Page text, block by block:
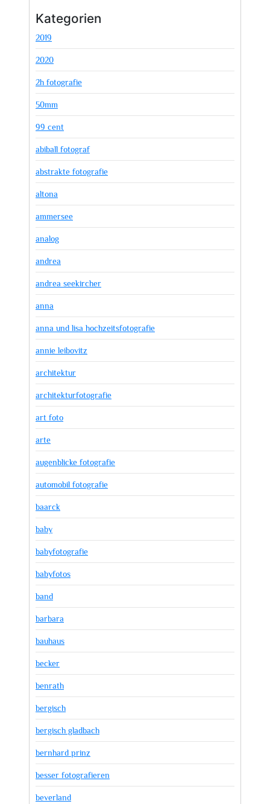
Kategorien
2019
2020
2h fotografie
50mm
99 cent
abiball fotograf
abstrakte fotografie
altona
ammersee
analog
andrea
andrea seekircher
anna
anna und lisa hochzeitsfotografie
annie leibovitz
architektur
architekturfotografie
art foto
arte
augenblicke fotografie
automobil fotografie
baarck
baby
babyfotografie
babyfotos
band
barbara
bauhaus
becker
benrath
bergisch
bergisch gladbach
bernhard prinz
besser fotografieren
beverland